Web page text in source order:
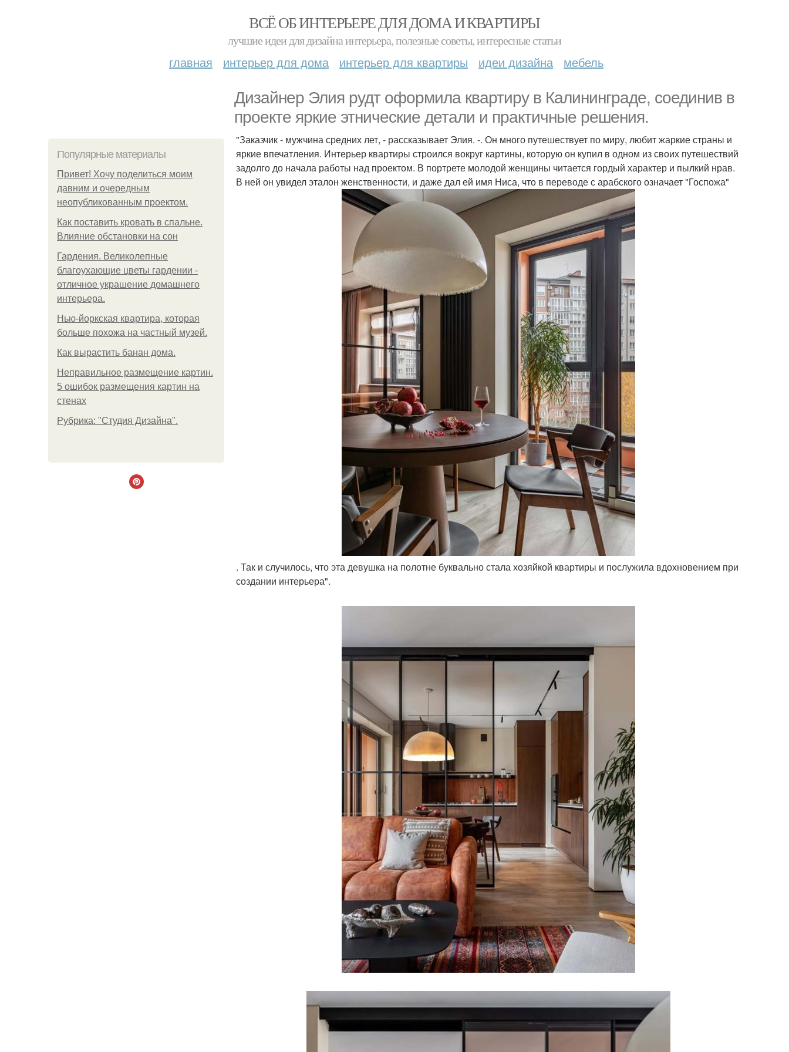
ВСЁ ОБ ИНТЕРЬЕРЕ ДЛЯ ДОМА И КВАРТИРЫ
лучшие идеи для дизайна интерьера, полезные советы, интересные статьи
главная интерьер для дома интерьер для квартиры идеи дизайна мебель
Дизайнер Элия рудт оформила квартиру в Калининграде, соединив в
проекте яркие этнические детали и практичные решения.
Популярные материалы
Привет! Хочу поделиться моим
давним и очередным
неопубликованным проектом.
Как поставить кровать в спальне.
Влияние обстановки на сон
Гардения. Великолепные
благоухающие цветы гардении -
отличное украшение домашнего
интерьера.
Нью-йоркская квартира, которая
больше похожа на частный музей.
Как вырастить банан дома.
Неправильное размещение картин.
5 ошибок размещения картин на
стенах
Рубрика: "Студия Дизайна".
"Заказчик - мужчина средних лет, - рассказывает Элия. -. Он много путешествует по миру, любит жаркие страны и
яркие впечатления. Интерьер квартиры строился вокруг картины, которую он купил в одном из своих путешествий
задолго до начала работы над проектом. В портрете молодой женщины читается гордый характер и пылкий нрав.
В ней он увидел эталон женственности, и даже дал ей имя Ниса, что в переводе с арабского означает "Госпожа"
. Так и случилось, что эта девушка на полотне буквально стала хозяйкой квартиры и послужила вдохновением при
создании интерьера".